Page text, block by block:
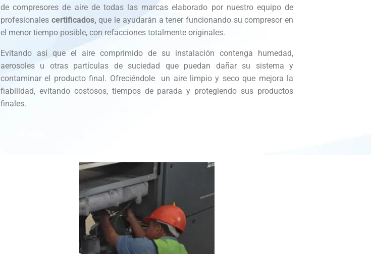
de compresores de aire de todas las marcas elaborado por nuestro equipo de
profesionales certificados, que le ayudarán a tener funcionando su compresor en
el menor tiempo posible, con refacciones totalmente originales.
Evitando así que el aire comprimido de su instalación contenga humedad,
aerosoles u otras partículas de suciedad que puedan dañar su sistema y
contaminar el producto final. Ofreciéndole un aire limpio y seco que mejora la
fiabilidad, evitando costosos, tiempos de parada y protegiendo sus productos
finales.